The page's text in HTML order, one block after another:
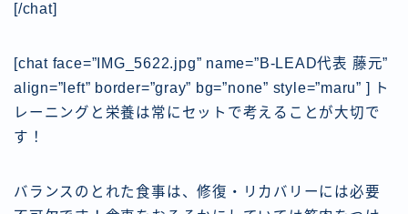
[/chat]
[chat face=”IMG_5622.jpg” name=”B-LEAD代表 藤元”
align=”left” border=”gray” bg=”none” style=”maru” ] ト
レーニングと栄養は常にセットで考えることが大切で
す！
バランスのとれた食事は、修復・リカバリーには必要